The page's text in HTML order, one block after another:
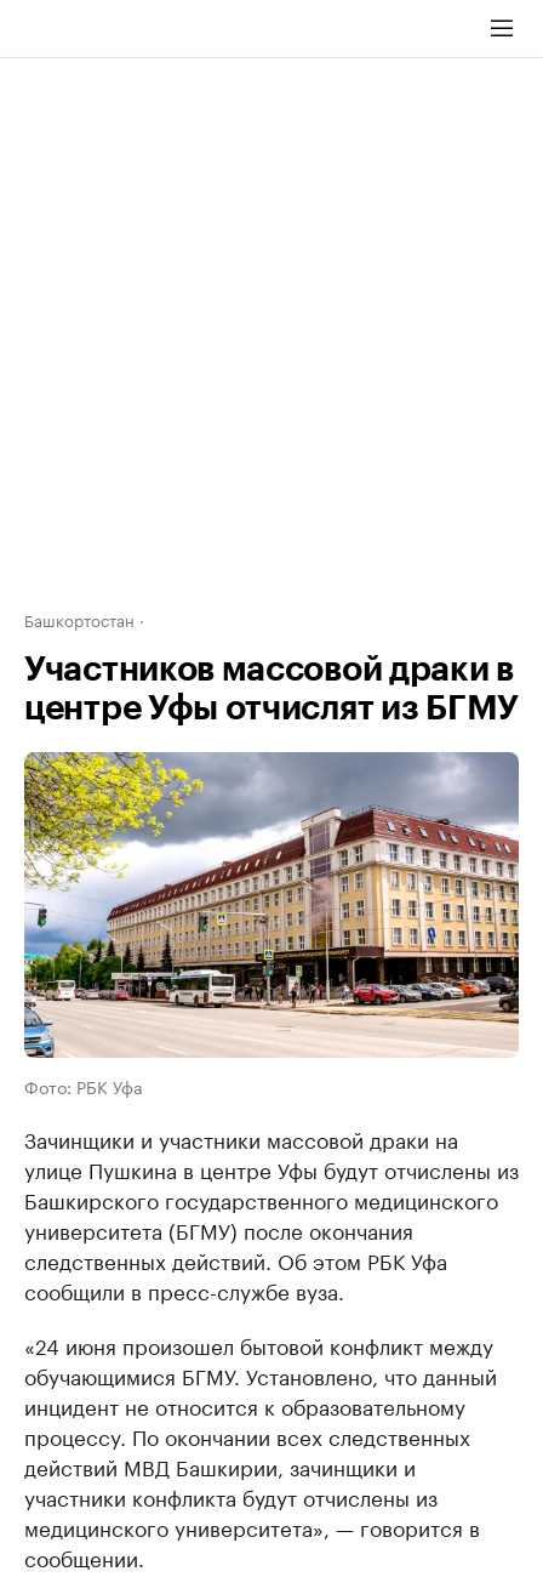
Башкортостан
Участников массовой драки в
центре Уфы отчислят из БГМУ
Фото: РБК Уфа
Зачинщики и участники массовой драки на
улице Пушкина в центре Уфы будут отчислены из
Башкирского государственного медицинского
университета (БГМУ) после окончания
следственных действий. Об этом РБК Уфа
сообщили в пресс-службе вуза.
«24 июня произошел бытовой конфликт между
обучающимися БГМУ. Установлено, что данный
инцидент не относится к образовательному
процессу. По окончании всех следственных
действий МВД Башкирии, зачинщики и
участники конфликта будут отчислены из
медицинского университета», — говорится в
сообщении.